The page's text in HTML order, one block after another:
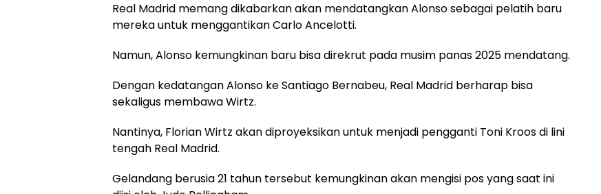
Real Madrid memang dikabarkan akan mendatangkan Alonso sebagai pelatih baru
mereka untuk menggantikan Carlo Ancelotti.
Namun, Alonso kemungkinan baru bisa direkrut pada musim panas 2025 mendatang.
Dengan kedatangan Alonso ke Santiago Bernabeu, Real Madrid berharap bisa
sekaligus membawa Wirtz.
Nantinya, Florian Wirtz akan diproyeksikan untuk menjadi pengganti Toni Kroos di lini
tengah Real Madrid.
Gelandang berusia 21 tahun tersebut kemungkinan akan mengisi pos yang saat ini